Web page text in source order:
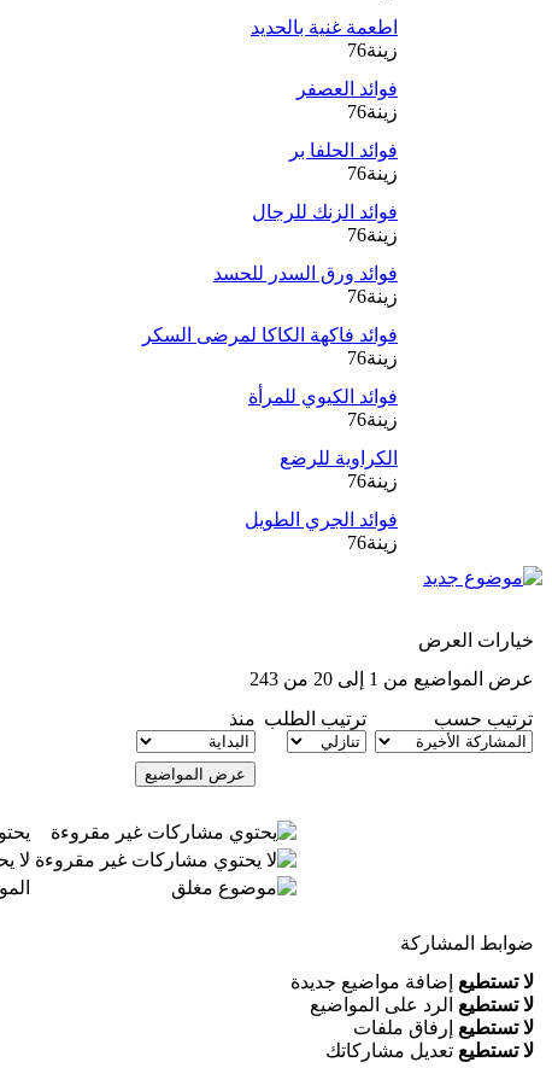
اطعمة غنية بالحديد
زينة76
فوائد العصفر
زينة76
فوائد الحلفا بر
زينة76
فوائد الزنك للرجال
زينة76
فوائد ورق السدر للحسد
زينة76
فوائد فاكهة الكاكا لمرضى السكر
زينة76
فوائد الكيوي للمرأة
زينة76
الكراوية للرضع
زينة76
فوائد الجري الطويل
زينة76
خيارات العرض
عرض المواضيع من 1 إلى 20 من 243
ترتيب حسب
ترتيب الطلب منذ
لا
ضوابط المشاركة
لا تستطيع إضافة مواضيع جديدة
لا تستطيع الرد على المواضيع
لا تستطيع إرفاق ملفات
لا تستطيع تعديل مشاركاتك